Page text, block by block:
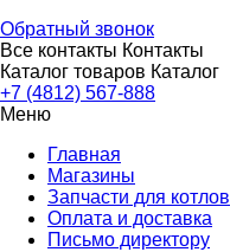
Обратный звонок
Все контакты Контакты
Каталог товаров Каталог
+7 (4812) 567-888
Меню
Главная
Магазины
Запчасти для котлов
Оплата и доставка
Письмо директору